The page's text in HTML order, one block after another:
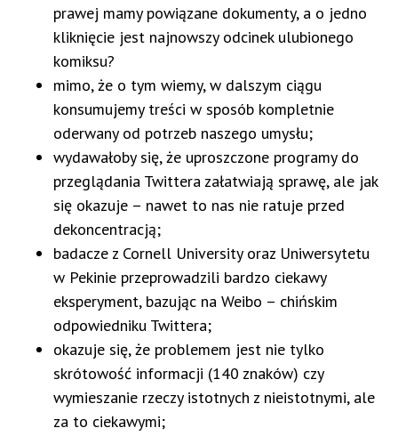
prawej mamy powiązane dokumenty, a o jedno
kliknięcie jest najnowszy odcinek ulubionego
komiksu?
mimo, że o tym wiemy, w dalszym ciągu
konsumujemy treści w sposób kompletnie
oderwany od potrzeb naszego umysłu;
wydawałoby się, że uproszczone programy do
przeglądania Twittera załatwiają sprawę, ale jak
się okazuje – nawet to nas nie ratuje przed
dekoncentracją;
badacze z Cornell University oraz Uniwersytetu
w Pekinie przeprowadzili bardzo ciekawy
eksperyment, bazując na Weibo – chińskim
odpowiedniku Twittera;
okazuje się, że problemem jest nie tylko
skrótowość informacji (140 znaków) czy
wymieszanie rzeczy istotnych z nieistotnymi, ale
za to ciekawymi;